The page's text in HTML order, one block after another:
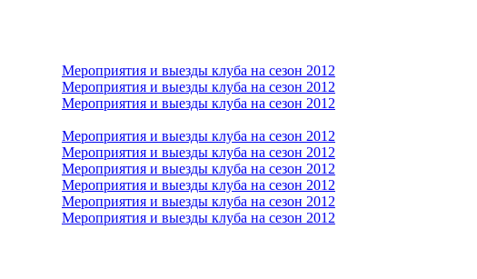
Мероприятия и выезды клуба на сезон 2012
Мероприятия и выезды клуба на сезон 2012
Мероприятия и выезды клуба на сезон 2012
Мероприятия и выезды клуба на сезон 2012
Мероприятия и выезды клуба на сезон 2012
Мероприятия и выезды клуба на сезон 2012
Мероприятия и выезды клуба на сезон 2012
Мероприятия и выезды клуба на сезон 2012
Мероприятия и выезды клуба на сезон 2012